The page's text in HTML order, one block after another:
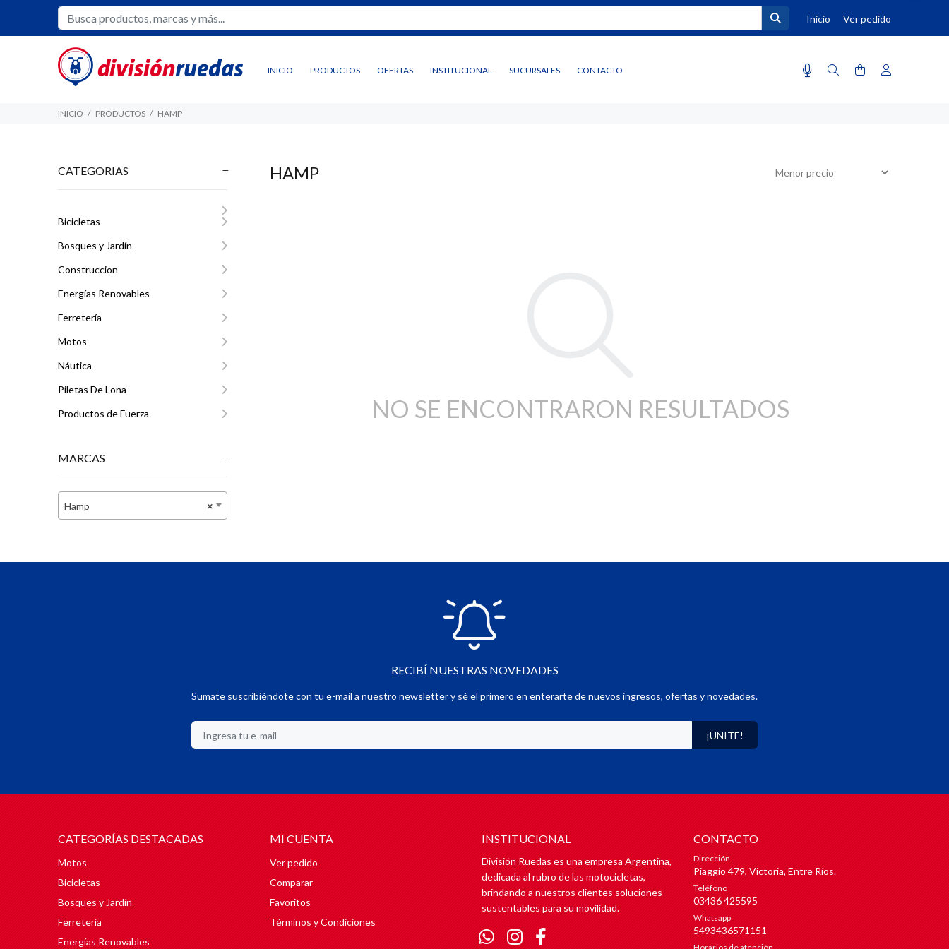
Inicio Ver pedido
INICIO PRODUCTOS OFERTAS INSTITUCIONAL SUCURSALES CONTACTO
INICIO PRODUCTOS HAMP
CATEGORIAS
Bicicletas
Bosques y Jardín
Construccion
Energías Renovables
Ferretería
Motos
Náutica
Piletas De Lona
Productos de Fuerza
MARCAS
×
Hamp
HAMP
NO SE ENCONTRARON RESULTADOS
RECIBÍ NUESTRAS NOVEDADES
Sumate suscribiéndote con tu e-mail a nuestro newsletter y sé el primero en enterarte de nuevos ingresos, ofertas y novedades.
¡UNITE!
CATEGORÍAS DESTACADAS
Motos
Bicicletas
Bosques y Jardín
Ferretería
Energías Renovables
MI CUENTA
Ver pedido
Comparar
Favoritos
Términos y Condiciones
INSTITUCIONAL
División Ruedas es una empresa Argentina,
dedicada al rubro de las motocicletas,
brindando a nuestros clientes soluciones
sustentables para su movilidad.
CONTACTO
Dirección
Piaggio 479, Victoria, Entre Ríos.
Teléfono
03436 425595
Whatsapp
5493436571151